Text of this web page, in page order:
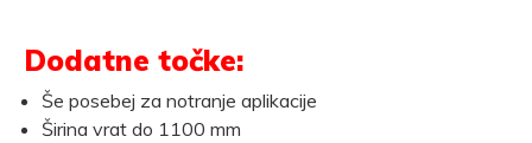
Dodatne točke:
Še posebej za notranje aplikacije
Širina vrat do 1100 mm